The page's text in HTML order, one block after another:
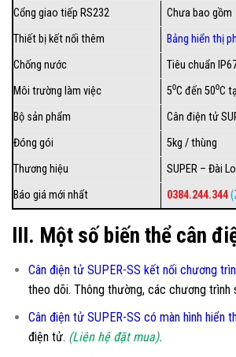
Cổng giao tiếp RS232
Chưa bao gồm
Thiết bị kết nối thêm
Bảng hiển thị
Chống nước
Tiêu chuẩn
Môi trường làm việc
5⁰C đến 50⁰C
Bộ sản phẩm
Cân điện tử
Đóng gói
5kg / thùng
Thương hiệu
SUPER – Đài
Báo giá mới nhất
0384.244.344
III. Một số biến thể cân
Cân điện tử SUPER-SS kết nối chương
theo dõi. Thông thường, các chương trình
Cân điện tử SUPER-SS có màn hình hiển
điện tử. (Liên hệ đặt mua).